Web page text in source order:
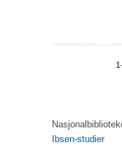
Ibsen-studier